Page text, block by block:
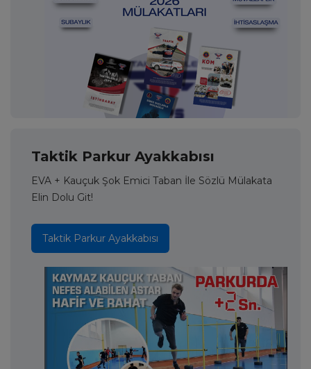
Taktik Parkur Ayakkabısı
EVA + Kauçuk Şok Emici Taban İle Sözlü Mülakata
Elin Dolu Git!
Taktik Parkur Ayakkabısı